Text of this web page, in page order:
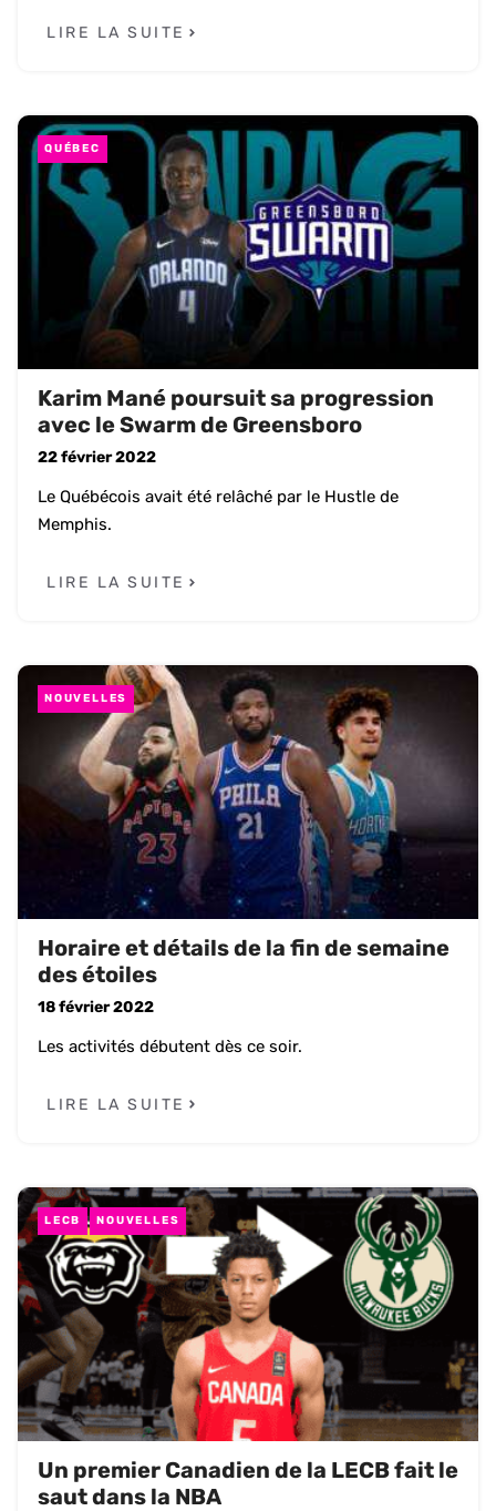
LIRE LA SUITE
QUÉBEC
Karim Mané poursuit sa progression
avec le Swarm de Greensboro
22 février 2022
Le Québécois avait été relâché par le Hustle de
Memphis.
LIRE LA SUITE
NOUVELLES
Horaire et détails de la fin de semaine
des étoiles
18 février 2022
Les activités débutent dès ce soir.
LIRE LA SUITE
LECB NOUVELLES
Un premier Canadien de la LECB fait le
saut dans la NBA